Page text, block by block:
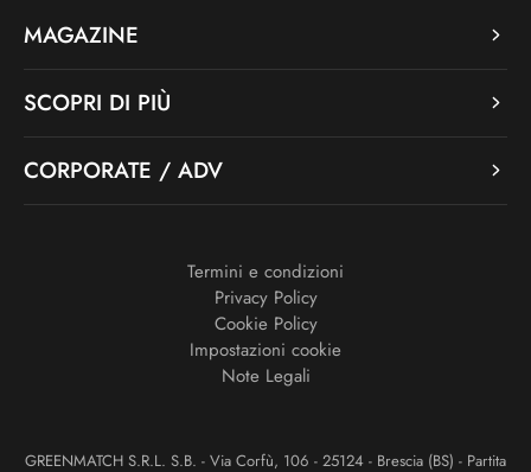
MAGAZINE
SCOPRI DI PIÙ
CORPORATE / ADV
Termini e condizioni
Privacy Policy
Cookie Policy
Impostazioni cookie
Note Legali
GREENMATCH S.R.L. S.B. - Via Corfù, 106 - 25124 - Brescia (BS) - Partita